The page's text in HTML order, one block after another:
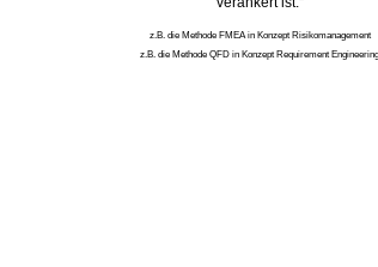
z.B. die Methode FMEA in Konzept Risikomanagement
z.B. die Methode QFD in Konzept Requirement Engineering